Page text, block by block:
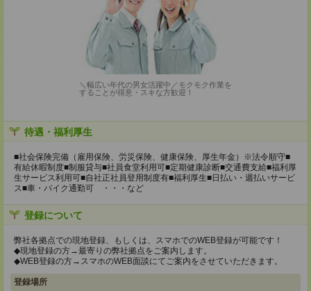
＼幅広い年代の男女活躍中／モクモク作業を
することが得意・スキな方歓迎！
待遇・福利厚生
■社会保険完備（雇用保険、労災保険、健康保険、厚生年金）※法令順守■
有給休暇制度■制服貸与■社員食堂利用可■定期健康診断■交通費支給■福利厚
生サービス利用可■自社正社員登用制度有■福利厚生■日払い・週払いサービ
ス■車・バイク通勤可 ・・・など
登録について
弊社各拠点での現地登録、もしくは、スマホでのWEB登録が可能です！
◆現地登録の方→最寄りの弊社拠点をご案内します。
◆WEB登録の方→スマホのWEB面談にてご案内をさせていただきます。
登録場所